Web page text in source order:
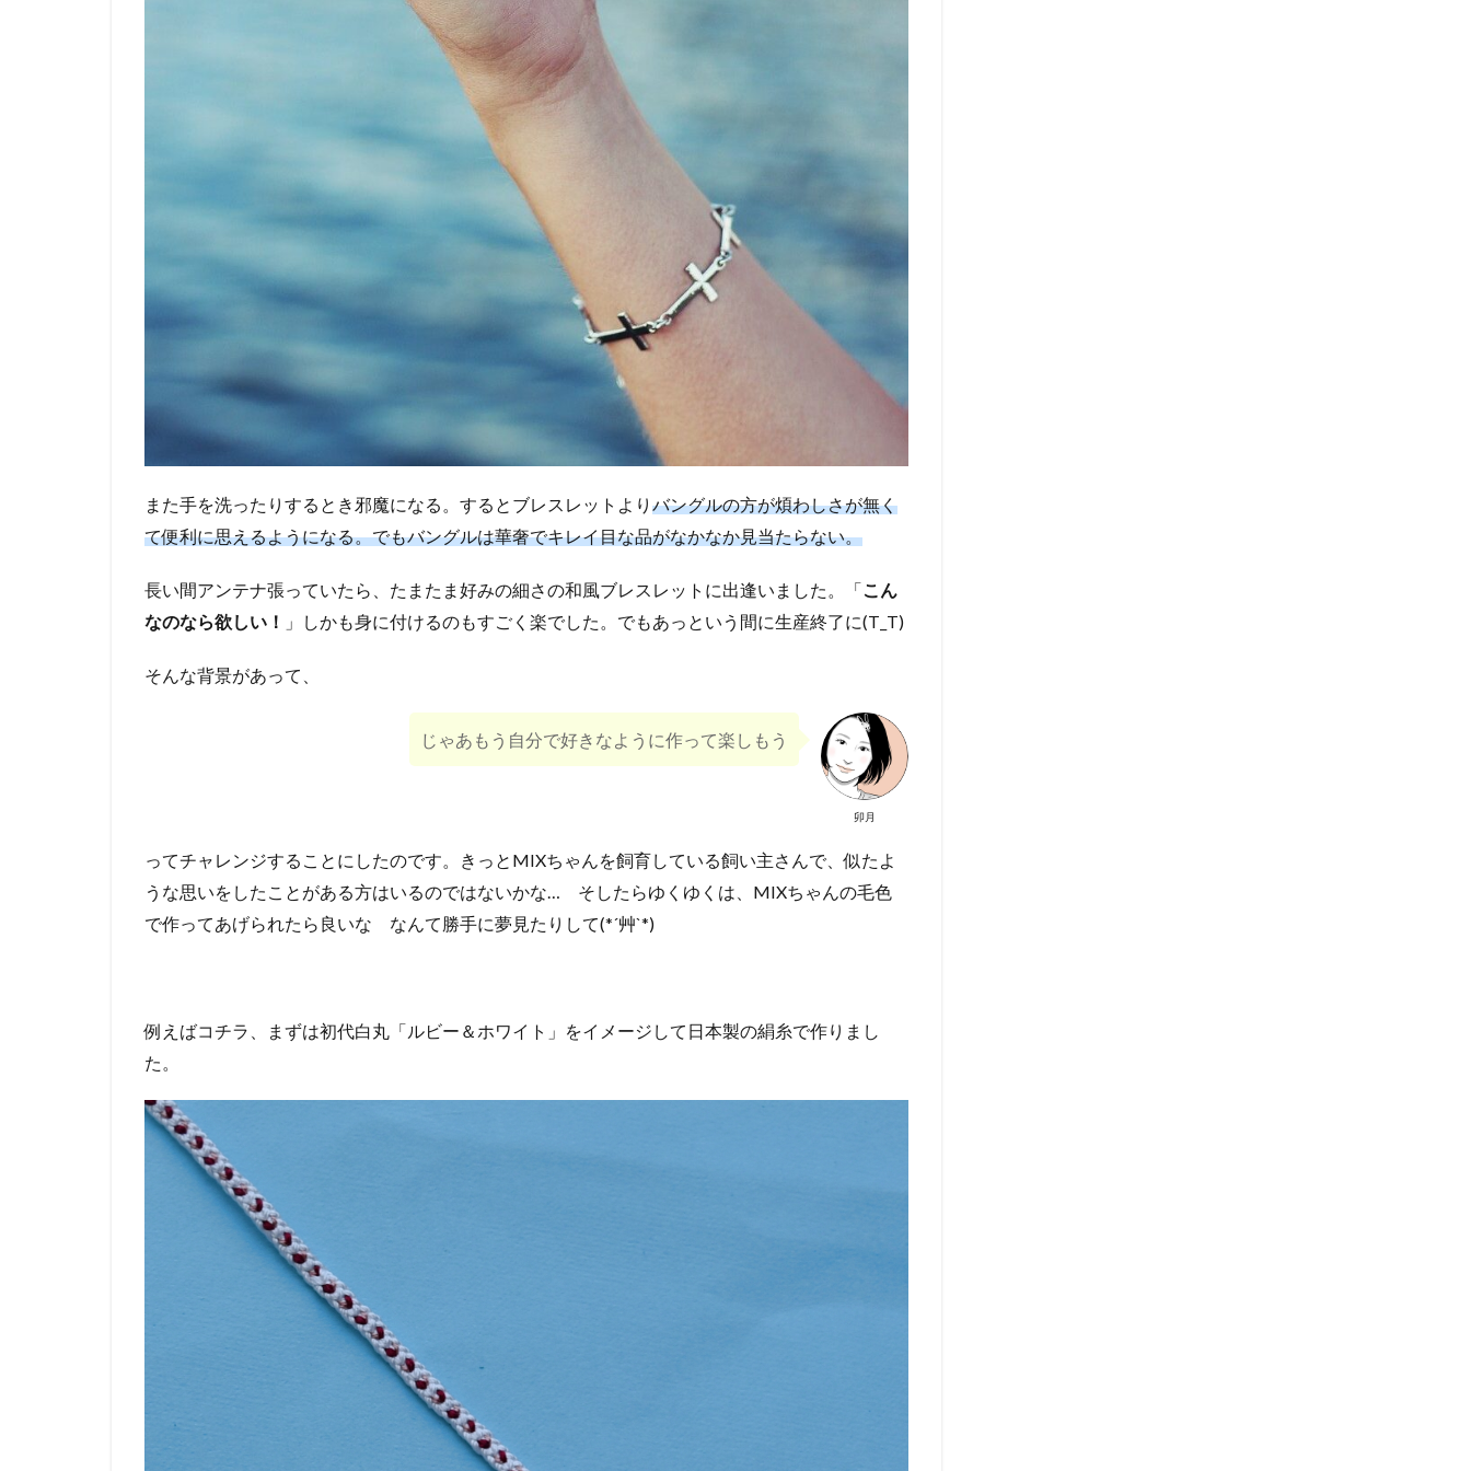
また手を洗ったりするとき邪魔になる。するとブレスレットより バングルの方が煩わしさが無く
て便利に思えるようになる。でもバングルは華奢でキレイ目な品がなかなか見当たらない。
長い間アンテナ張っていたら、たまたま好みの細さの和風ブレスレットに出逢いました。「こん
なのなら欲しい！ 」しかも身に付けるのもすごく楽でした。でもあっという間に生産終了に(T_T)
そんな背景があって、
卯月
じゃあもう自分で好きなように作って楽しもう
ってチャレンジすることにしたのです。きっとMIXちゃんを飼育している飼い主さんで、似たよ
うな思いをしたことがある方はいるのではないかな… そしたらゆくゆくは、MIXちゃんの毛色
で作ってあげられたら良いな なんて勝手に夢見たりして(*´艸`*)
例えばコチラ、まずは初代白丸「ルビー＆ホワイト」をイメージして日本製の絹糸で作りまし
た。